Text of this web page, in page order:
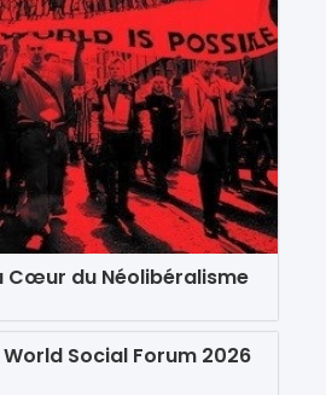
Cœur du Néolibéralisme
Social Forum 2026